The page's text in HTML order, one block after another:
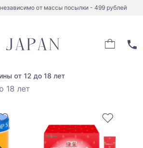
от массы посылки - 499 рублей
от 12 до 18 лет
18 лет